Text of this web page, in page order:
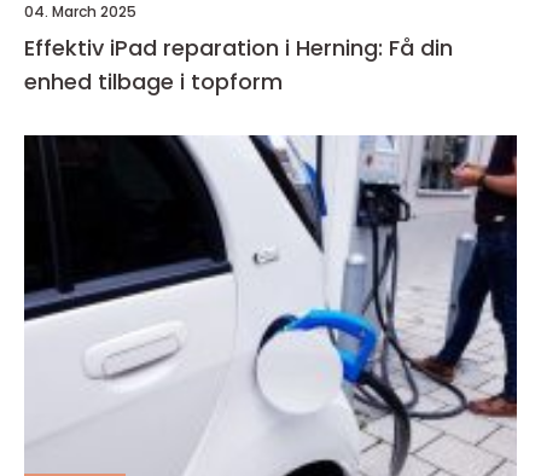
04. March 2025
Effektiv iPad reparation i Herning: Få din
enhed tilbage i topform